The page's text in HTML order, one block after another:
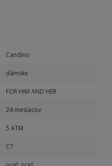
Candino
dámske
FOR HIM AND HER
24 mesiacov
5 ATM
C7